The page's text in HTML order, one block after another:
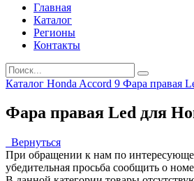
Главная
Каталог
Регионы
Контакты
Каталог Honda Accord 9 Фара правая
Фара правая Led для
Вернуться
При обращении к нам по
убедительная просьба сообщить о